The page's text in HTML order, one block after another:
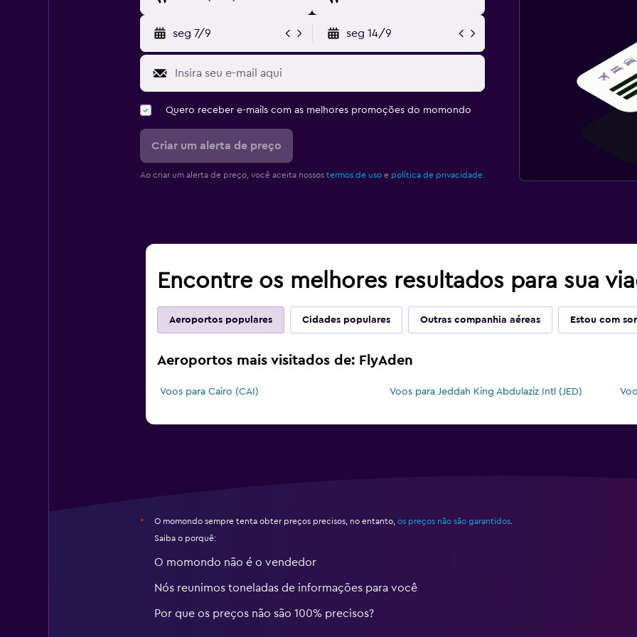
seg 7/9 seg 14/9
Quero receber e-mails com as melhores promoções do momondo
Criar um alerta de preço
Ao criar um alerta de preço, você aceita nossos termos de usoe política de privacidade.
Encontre os melhores resultados para sua
Aeroportos populares Cidades populares Outras companhia aéreas Estou com
Aeroportos mais visitados de: FlyAden
Voos para Cairo (CAI) Voos para Jeddah King Abdulaziz Intl (JED)
* O momondo sempre tenta obter preços precisos, no entanto, os preços não são garantidos.
Saiba o porquê:
O momondo não é o vendedor
Nós reunimos toneladas de informações para você
Por que os preços não são 100% precisos?